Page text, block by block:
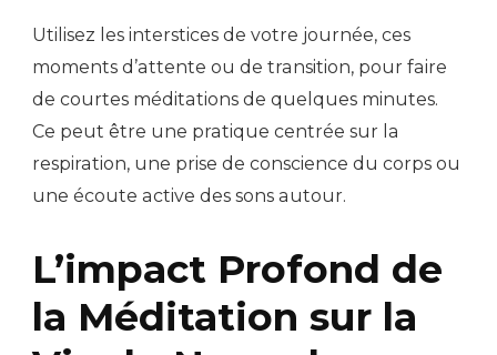
Utilisez les interstices de votre journée, ces
moments d’attente ou de transition, pour faire
de courtes méditations de quelques minutes.
Ce peut être une pratique centrée sur la
respiration, une prise de conscience du corps ou
une écoute active des sons autour.
L’impact Profond de
la Méditation sur la